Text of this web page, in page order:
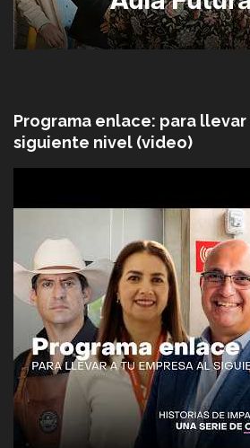
Programa enlace: para
siguiente nivel (video)